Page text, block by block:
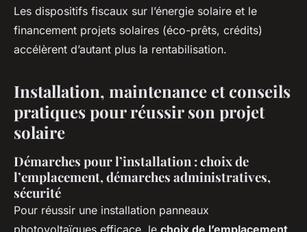
Les dispositifs fiscaux sur l’énergie solaire et le
financement projets solaires (éco-prêts, crédits)
accélèrent d’autant plus la rentabilisation.
Installation, maintenance et conseils
pratiques pour réussir son projet
solaire
Démarches pour l’installation : choix de
l’emplacement, démarches administratives,
sécurité
Pour réussir une installation panneaux